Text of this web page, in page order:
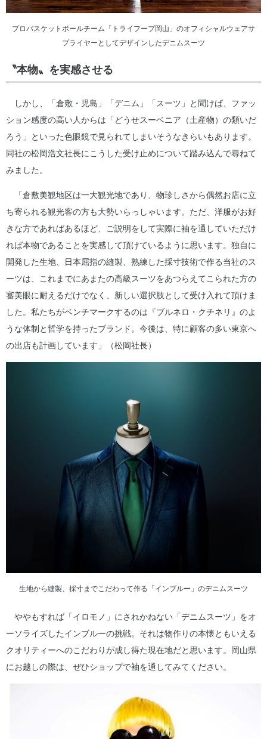
プロバスケットボールチーム「トライフープ岡山」のオフィシャルウェアサ
プライヤーとしてデザインしたデニムスーツ
〝本物〟を実感させる
しかし、「倉敷・児島」「デニム」「スーツ」と聞けば、ファッ
ション感度の高い人からは「どうせスーベニア（土産物）の類いだ
ろう」といった色眼鏡で見られてしまいそうなきらいもあります。
同社の松岡浩文社長にこうした受け止めについて踏み込んで尋ねて
みました。
「倉敷美観地区は一大観光地であり、物珍しさから偶然お店に立
ち寄られる観光客の方も大勢いらっしゃいます。ただ、洋服がお好
きな方であればあるほど、ご説明をして実際に袖を通していただけ
れば本物であることを実感して頂けているように思います。独自に
開発した生地、日本屈指の縫製、熟練した採寸技術で作る当社のス
ーツは、これまでにあまたの高級スーツをあつらえてこられた方の
審美眼に耐えるだけでなく、新しい選択肢として受け入れて頂けま
した。私たちがベンチマークするのは『ブルネロ・クチネリ』のよ
うな体制と哲学を持ったブランド。今後は、特に顧客の多い東京へ
の出店も計画しています」（松岡社長）
生地から縫製、採寸までこだわって作る「インブルー」のデニムスーツ
ややもすれば「イロモノ」にされかねない「デニムスーツ」をオ
ーソライズしたインブルーの挑戦。それは物作りの本懐ともいえる
クオリティーへのこだわりが成し得た現在地だと思います。岡山県
にお越しの際は、ぜひショップで袖を通してみてください。